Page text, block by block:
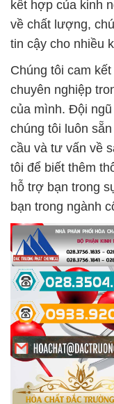
kết hợp của kinh
về chất lượng,
tin cậy cho nhiều
Chúng tôi cam
chuyên nghiệp
của mình. Đội
chúng tôi luôn
cầu và tư vấn về
tôi để biết thêm
hỗ trợ bạn trong
bạn trong ngành